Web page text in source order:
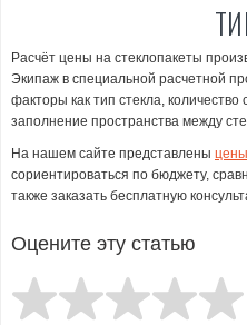
Расчёт цены на стеклопакеты
Экипаж в специальной расчетной
факторы как тип стекла,
заполнение пространства между
На нашем сайте представлены
сориентироваться по бюджету,
также заказать бесплатную
Оцените эту статью